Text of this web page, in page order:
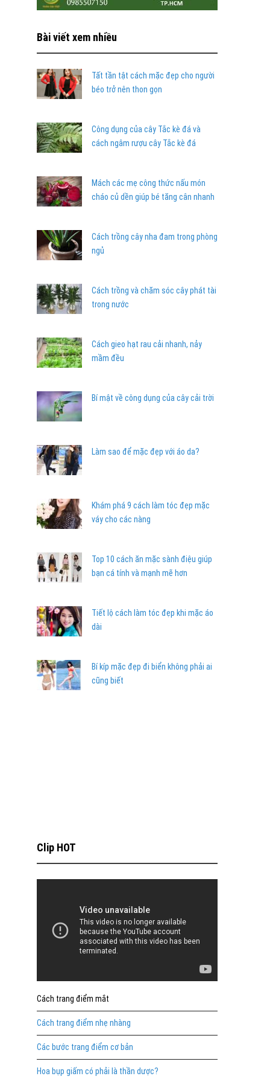
Bài viết xem nhiều
Tất tần tật cách mặc đẹp cho người
béo trở nên thon gọn
Công dụng của cây Tắc kè đá và
cách ngâm rượu cây Tắc kè đá
Mách các mẹ công thức nấu món
cháo củ dền giúp bé tăng cân nhanh
Cách trồng cây nha đam trong phòng
ngủ
Cách trồng và chăm sóc cây phát tài
trong nước
Cách gieo hạt rau cải nhanh, nảy
mầm đều
Bí mật về công dụng của cây cải trời
Làm sao để mặc đẹp với áo da?
Khám phá 9 cách làm tóc đẹp mặc
váy cho các nàng
Top 10 cách ăn mặc sành điệu giúp
bạn cá tính và mạnh mẽ hơn
Tiết lộ cách làm tóc đẹp khi mặc áo
dài
Bí kíp mặc đẹp đi biển không phải ai
cũng biết
Clip HOT
Cách trang điểm mắt
Cách trang điểm nhẹ nhàng
Các bước trang điểm cơ bản
Hoa bụp giấm có phải là thần dược?